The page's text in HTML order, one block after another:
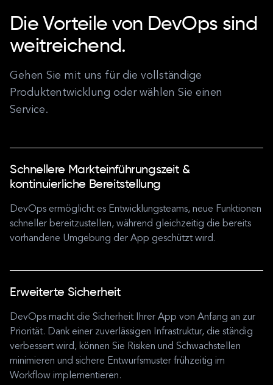
Die Vorteile von DevOps sind
weitreichend.
Gehen Sie mit uns für die vollständige
Produktentwicklung oder wählen Sie einen
Service.
Schnellere Markteinführungszeit &
kontinuierliche Bereitstellung
DevOps ermöglicht es Entwicklungsteams, neue Funktionen
schneller bereitzustellen, während gleichzeitig die bereits
vorhandene Umgebung der App geschützt wird.
Erweiterte Sicherheit
DevOps macht die Sicherheit Ihrer App von Anfang an zur
Priorität. Dank einer zuverlässigen Infrastruktur, die ständig
verbessert wird, können Sie Risiken und Schwachstellen
minimieren und sichere Entwurfsmuster frühzeitig im
Workflow implementieren.